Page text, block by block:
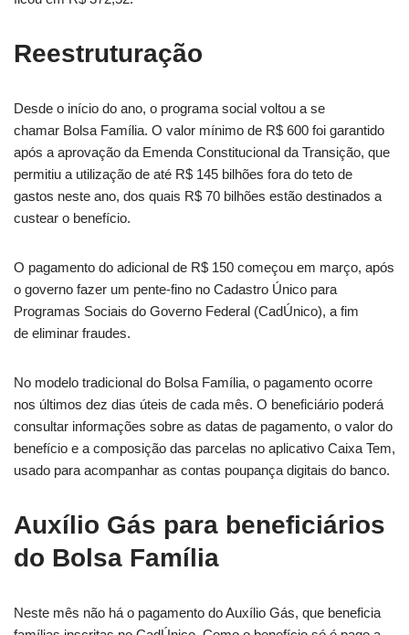
Reestruturação
Desde o início do ano, o programa social voltou a se
chamar Bolsa Família. O valor mínimo de R$ 600 foi garantido
após a aprovação da Emenda Constitucional da Transição, que
permitiu a utilização de até R$ 145 bilhões fora do teto de
gastos neste ano, dos quais R$ 70 bilhões estão destinados a
custear o benefício.
O pagamento do adicional de R$ 150 começou em março, após
o governo fazer um pente-fino no Cadastro Único para
Programas Sociais do Governo Federal (CadÚnico), a fim
de eliminar fraudes.
No modelo tradicional do Bolsa Família, o pagamento ocorre
nos últimos dez dias úteis de cada mês. O beneficiário poderá
consultar informações sobre as datas de pagamento, o valor do
benefício e a composição das parcelas no aplicativo Caixa Tem,
usado para acompanhar as contas poupança digitais do banco.
Auxílio Gás para beneficiários
do Bolsa Família
Neste mês não há o pagamento do Auxílio Gás, que beneficia